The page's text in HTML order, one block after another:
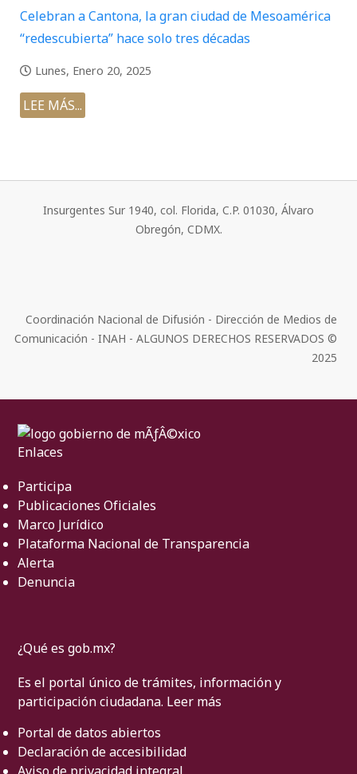
Celebran a Cantona, la gran ciudad de Mesoamérica
“redescubierta” hace solo tres décadas
Lunes, Enero 20, 2025
LEE MÁS...
Insurgentes Sur 1940, col. Florida, C.P. 01030, Álvaro
Obregón, CDMX.
Coordinación Nacional de Difusión - Dirección de Medios de
Comunicación - INAH - ALGUNOS DERECHOS RESERVADOS ©
2025
Enlaces
Participa
Publicaciones Oficiales
Marco Jurídico
Plataforma Nacional de Transparencia
Alerta
Denuncia
¿Qué es gob.mx?
Es el portal único de trámites, información y
participación ciudadana. Leer más
Portal de datos abiertos
Declaración de accesibilidad